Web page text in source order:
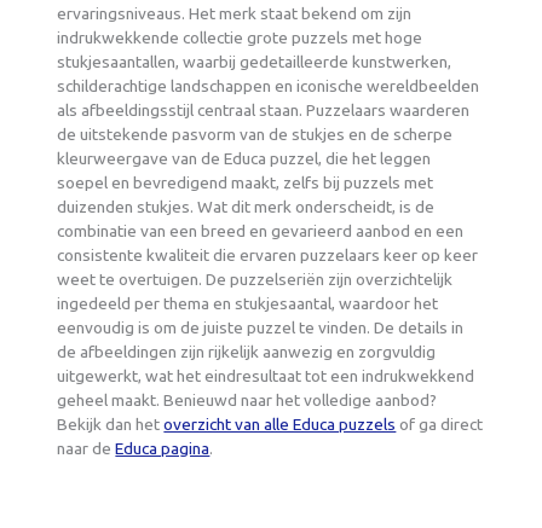
ervaringsniveaus. Het merk staat bekend om zijn
indrukwekkende collectie grote puzzels met hoge
stukjesaantallen, waarbij gedetailleerde kunstwerken,
schilderachtige landschappen en iconische wereldbeelden
als afbeeldingsstijl centraal staan. Puzzelaars waarderen
de uitstekende pasvorm van de stukjes en de scherpe
kleurweergave van de Educa puzzel, die het leggen
soepel en bevredigend maakt, zelfs bij puzzels met
duizenden stukjes. Wat dit merk onderscheidt, is de
combinatie van een breed en gevarieerd aanbod en een
consistente kwaliteit die ervaren puzzelaars keer op keer
weet te overtuigen. De puzzelseriën zijn overzichtelijk
ingedeeld per thema en stukjesaantal, waardoor het
eenvoudig is om de juiste puzzel te vinden. De details in
de afbeeldingen zijn rijkelijk aanwezig en zorgvuldig
uitgewerkt, wat het eindresultaat tot een indrukwekkend
geheel maakt. Benieuwd naar het volledige aanbod?
Bekijk dan hetoverzicht van alle Educa puzzels of ga direct
naar deEduca pagina.